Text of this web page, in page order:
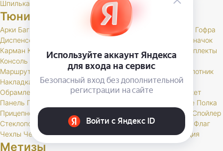
Шпилька
Тюнинг и доп. оборудование
Арки Багажник Блокировка Воблер
Гофра
Диспенсер
Значок
Карман Карманы Кенгурин Коврик
Комплекты
Консоль
Крепление Кронштейн Лебедка Лестница Люк
Маршрутный
Молдинг Молдинги Монетница Набор
Накапотник
Накладка
Накладки Наклейка Обвес Обивка Облицовка
Обрамление
Обтекатель Оплетка Опора Органайзер
Пакет
Панель Подлокотники Покрытие Полка
Прицепное
Проставка Расширитель
Спойлер
Стеклоподъемник
Стойки Усилитель Утеплитель
Флаг
Чехлы Чехол Шелфтокер Шноркель Шторки Шумоизоляция
Метизы